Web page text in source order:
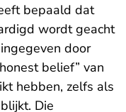
bepaald dat
wordt geacht
door
belief” van
hebben, zelfs als
Die